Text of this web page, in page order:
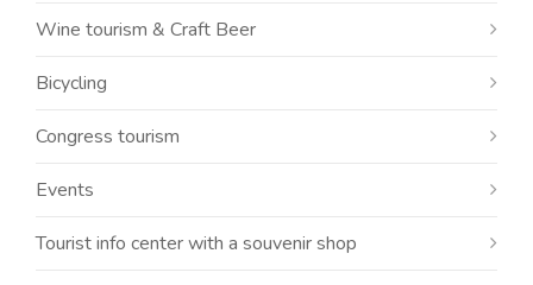
Wine tourism & Craft Beer
Bicycling
Congress tourism
Events
Tourist info center with a souvenir shop